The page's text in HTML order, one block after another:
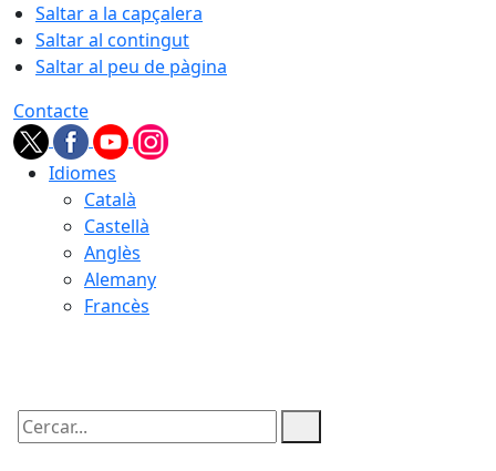
Saltar a la capçalera
Saltar al contingut
Saltar al peu de pàgina
Contacte
Idiomes
Català
Castellà
Anglès
Alemany
Francès
Cercar: